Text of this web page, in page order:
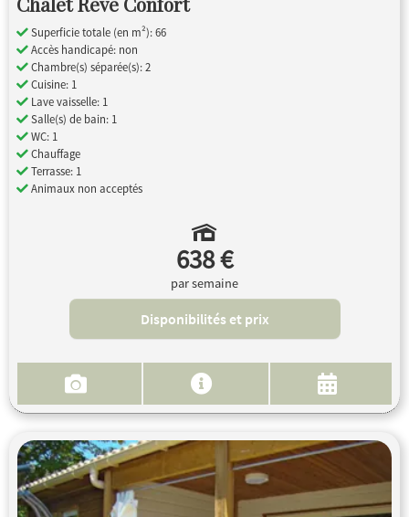
Superficie totale (en m²): 66
Accès handicapé: non
Chambre(s) séparée(s): 2
Cuisine: 1
Lave vaisselle: 1
Salle(s) de bain: 1
WC: 1
Chauffage
Terrasse: 1
Animaux non acceptés
638 €
par semaine
Disponibilités et prix